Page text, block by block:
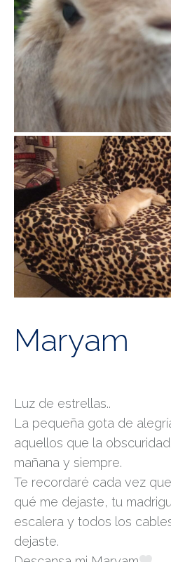
Maryam
Luz de estrellas..
La pequeña gota de
aquellos que la
mañana y siempre.
Te recordaré cada vez
qué me dejaste, tu
escalera y todos los
dejaste.